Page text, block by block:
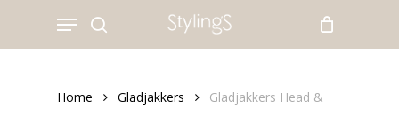
Menu
Home Gladjakkers
Gladjakkers Head &